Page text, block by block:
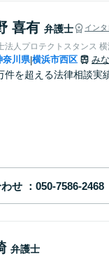
喜有 弁護士 イン
法人プロテクトスタンス
奈川県|横浜市西区 み
件を超える法律相談
せ
弁護士